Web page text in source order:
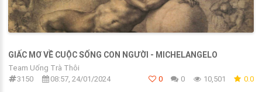
GIẤC MƠ VỀ CUỘC SỐNG CON NGƯỜI - MICHELANGELO
Team Uống Trà Thôi
3150
08:57, 24/01/2024 0 0 10,501 0.0